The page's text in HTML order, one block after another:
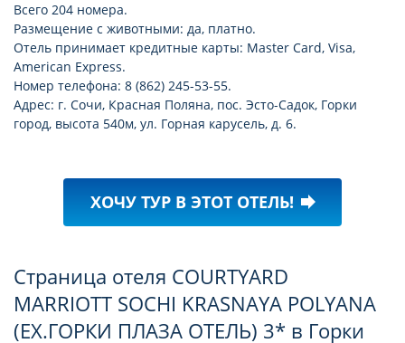
Всего 204 номера.
Размещение с животными: да, платно.
Отель принимает кредитные карты: Master Card, Visa,
American Express.
Номер телефона: 8 (862) 245-53-55.
Адрес: г. Сочи, Красная Поляна, пос. Эсто-Садок, Горки
город, высота 540м, ул. Горная карусель, д. 6.
ХОЧУ ТУР В ЭТОТ ОТЕЛЬ! forward
Страница отеля COURTYARD
MARRIOTT SOCHI KRASNAYA POLYANA
(EX.ГОРКИ ПЛАЗА ОТЕЛЬ) 3* в Горки